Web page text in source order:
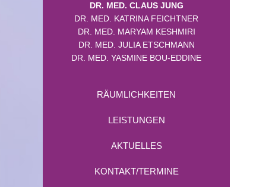
DR. MED. CLAUS JUNG
DR. MED. KATRINA FEICHTNER
DR. MED. MARYAM KESHMIRI
DR. MED. JULIA ETSCHMANN
DR. MED. YASMINE BOU-EDDINE
RÄUMLICHKEITEN
LEISTUNGEN
AKTUELLES
KONTAKT/TERMINE